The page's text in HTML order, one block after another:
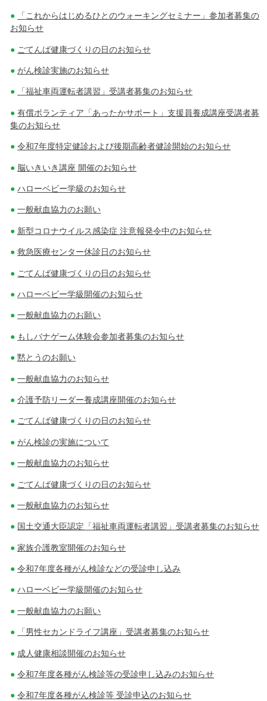
「これからはじめるひとのウォーキングセミナー」参加者募集の
お知らせ
ごてんば健康づくりの日のお知らせ
がん検診実施のお知らせ
「福祉車両運転者講習」受講者募集のお知らせ
有償ボランティア「あったかサポート」支援員養成講座受講者募
集のお知らせ
令和7年度特定健診および後期高齢者健診開始のお知らせ
脳いきいき講座 開催のお知らせ
ハローベビー学級のお知らせ
一般献血協力のお願い
新型コロナウイルス感染症 注意報発令中のお知らせ
救急医療センター休診日のお知らせ
ごてんば健康づくりの日のお知らせ
ハローベビー学級開催のお知らせ
一般献血協力のお願い
もしバナゲーム体験会参加者募集のお知らせ
黙とうのお願い
一般献血協力のお知らせ
介護予防リーダー養成講座開催のお知らせ
ごてんば健康づくりの日のお知らせ
がん検診の実施について
一般献血協力のお知らせ
ごてんば健康づくりの日のお知らせ
一般献血協力のお知らせ
国土交通大臣認定「福祉車両運転者講習」受講者募集のお知らせ
家族介護教室開催のお知らせ
令和7年度各種がん検診などの受診申し込み
ハローベビー学級開催のお知らせ
一般献血協力のお願い
「男性セカンドライフ講座」受講者募集のお知らせ
成人健康相談開催のお知らせ
令和7年度各種がん検診等の受診申し込みのお知らせ
令和7年度各種がん検診等 受診申込のお知らせ